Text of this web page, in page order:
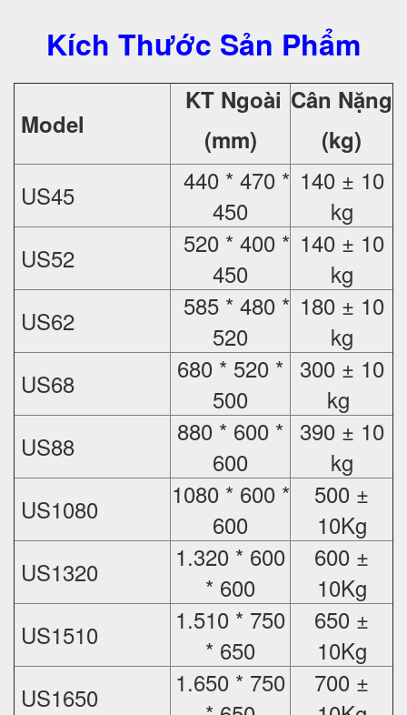
Kích Thước Sản Phẩm
Model
KT Ngoài
(mm)
Cân Nặng
(kg)
US45
440 * 470 *
450
140 ± 10
kg
US52
520 * 400 *
450
140 ± 10
kg
US62
585 * 480 *
520
180 ± 10
kg
US68
680 * 520 *
500
300 ± 10
kg
US88
880 * 600 *
600
390 ± 10
kg
US1080
1080 * 600 *
600
500 ±
10Kg
US1320
1.320 * 600
* 600
600 ±
10Kg
US1510
1.510 * 750
* 650
650 ±
10Kg
US1650
1.650 * 750
700 ±